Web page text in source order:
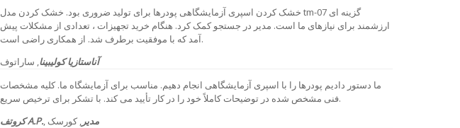
خشک کردن اسپری آزمایشگاهی پودرها برای تولید ضروری بود. خشک کردن مدل tm-07 گزینه ای
ارزشمند برای نیازهای ما است. مدیر در جستجو کمک کرد. هنگام خرید تجهیزات ، تعدادی از مشکلات پیش
آمد که با موفقیت برطرف شد. از همکاری راضی است.
آناستازیا کولیبینا, ساراتوف
ما دستور دادیم پودرها را با اسپری آزمایشگاهی انجام دهیم. مناسب برای آزمایشگاه ما. کلیه مشخصات
فنی مشخص شده در توضیحات کاملاً خود را در کار تأیید می کند. با تشکر برای ترخیص سریع.
کروتف A.P., مدیر , کورسک